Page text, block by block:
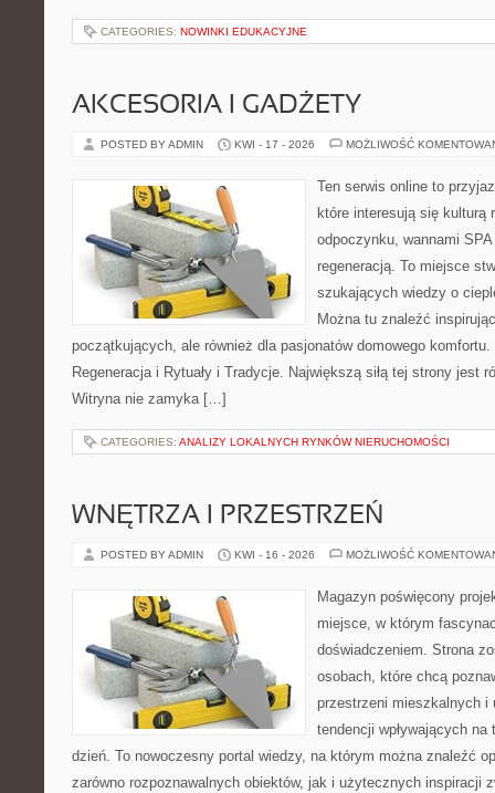
CATEGORIES: NOWINKI EDUKACYJNE
AKCESORIA I GADŻETY
POSTED BY ADMIN KWI - 17 - 2026 MOŻLIWOŚĆ
Ten serwis online to
które interesują się kulturą
odpoczynku, wannami
regeneracją. To miejsce
szukających wiedzy o
Można tu znaleźć
początkujących, ale również dla pasjonatów domowego
Regeneracja i Rytuały i Tradycje. Największą siłą tej strony jest
Witryna nie zamyka […]
CATEGORIES: ANALIZY LOKALNYCH RYNKÓW NIERUCHOMOŚCI
WNĘTRZA I PRZESTRZEŃ
POSTED BY ADMIN KWI - 16 - 2026 MOŻLIWOŚĆ
Magazyn poświęcony
miejsce, w którym
doświadczeniem. Strona
osobach, które chcą
przestrzeni mieszkalnych i
tendencji wpływających
dzień. To nowoczesny portal wiedzy, na którym można znaleźć
zarówno rozpoznawalnych obiektów, jak i użytecznych inspiracji